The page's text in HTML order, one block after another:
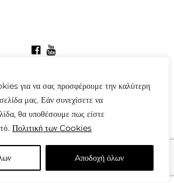
για να σας προσφέρουμε την καλύτερη
μας. Εάν συνεχίσετε να
θα υποθέσουμε πως είστε
Πολιτική των Cookies
Aποδοχή όλων